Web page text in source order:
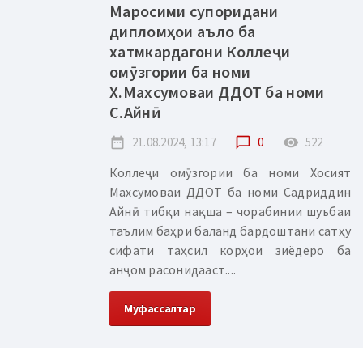
Маросими супоридани
дипломҳои аъло ба
хатмкардагони Коллеҷи
омӯзгории ба номи
Х.Махсумоваи ДДОТ ба номи
С.Айнӣ
date_range 21.08.2024, 13:17 chat_bubble_outline 0 remove_red_eye 522
Коллеҷи омӯзгории ба номи Хосият
Махсумоваи ДДОТ ба номи Садриддин
Айнӣ тибқи нақша – чорабинии шуъбаи
таълим баҳри баланд бардоштани сатҳу
сифати таҳсил корҳои зиёдеро ба
анҷом расонидааст....
Муфассалтар